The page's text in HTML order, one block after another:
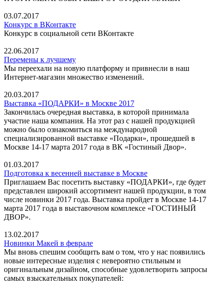
03.07.2017
Конкурс в ВКонтакте
Конкурс в социальной сети ВКонтакте
22.06.2017
Перемены к лучшему
Мы переехали на новую платформу и привнесли в наш
Интернет-магазин множество изменений.
20.03.2017
Выставка «ПОДАРКИ» в Москве 2017
Закончилась очередная выставка, в которой принимала
участие наша компания. На этот раз с нашей продукцией
можно было ознакомиться на международной
специализированной выставке «Подарки», прошедшей в
Москве 14-17 марта 2017 года в ВК «Гостиный Двор».
01.03.2017
Подготовка к весенней выставке в Москве
Приглашаем Вас посетить выставку «ПОДАРКИ», где будет
представлен широкий ассортимент нашей продукции, в том
числе новинки 2017 года. Выставка пройдет в Москве 14-17
марта 2017 года в выставочном комплексе «ГОСТИНЫЙ
ДВОР».
13.02.2017
Новинки Макей в феврале
Мы вновь спешим сообщить вам о том, что у нас появились
новые интересные изделия с невероятно стильным и
оригинальным дизайном, способные удовлетворить запросы
самых взыскательных покупателей: